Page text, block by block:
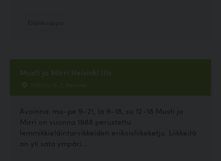
Musti ja Mirri Helsinki Itis
Itäkatu 6–7, Helsinki
Avoinna: ma–pe 9–21, la 9–18, su 12–18 Musti ja
Mirri on vuonna 1988 perustettu
lemmikkieläintarvikkeiden erikoisliikeketju. Liikkeitä
on yli sata ympäri...